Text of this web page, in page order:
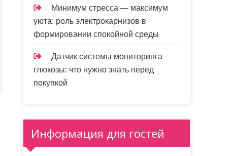
Минимум стресса — максимум
уюта: роль электрокарнизов в
формировании спокойной среды
Датчик системы мониторинга
глюкозы: что нужно знать перед
покупкой
Информация для гостей